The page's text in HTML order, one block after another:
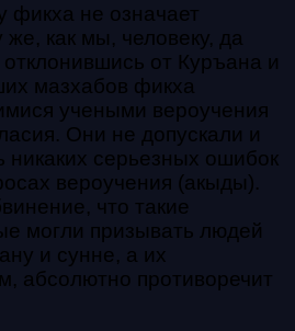
фикха не означает
как мы, человеку, да
от Куръана и
мазхабов фикха
учеными вероучения
Они не допускали и
никаких серьезных ошибок
вероучения (акыды).
что такие
могли призывать людей
и сунне, а их
абсолютно противоречит